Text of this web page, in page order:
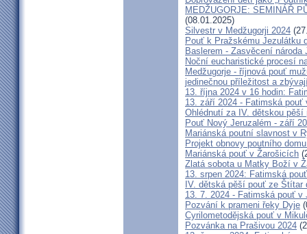
MEDŽUGORJE: SEMINÁŘ
(08.01.2025)
Silvestr v Medžugorji 2024
Pouť k Pražskému Jezulátku
Baslerem - Zasvěcení národa
Noční eucharistické procesí
Medžugorje - říjnová pouť
jedinečnou příležitost a
13. října 2024 v 16 hodin:
13. září 2024 - Fatimská pouť
Ohlédnutí za IV. dětskou
Pouť Nový Jeruzalém - září
Mariánská poutní slavnost v
Projekt obnovy poutního
Mariánská pouť v Žarošicích
Zlatá sobota u Matky Boží v
13. srpen 2024: Fatimská
IV. dětská pěší pouť ze Štítar
13. 7. 2024 - Fatimská pouť
Pozvání k prameni řeky Dyje
Cyrilometodějská pouť v
Pozvánka na Prašivou 2024